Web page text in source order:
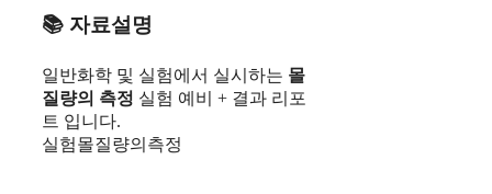
📚 자료설명
일반화학 및 실험에서 실시하는 몰
질량의 측정 실험 예비 + 결과 리포
트 입니다.
실험몰질량의측정